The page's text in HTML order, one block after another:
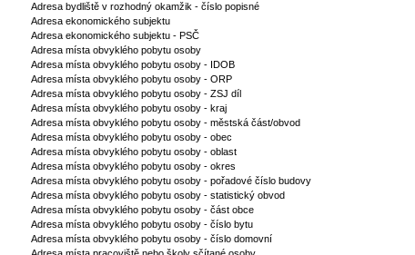
Adresa bydliště v rozhodný okamžik - číslo popisné
Adresa ekonomického subjektu
Adresa ekonomického subjektu - PSČ
Adresa místa obvyklého pobytu osoby
Adresa místa obvyklého pobytu osoby - IDOB
Adresa místa obvyklého pobytu osoby - ORP
Adresa místa obvyklého pobytu osoby - ZSJ díl
Adresa místa obvyklého pobytu osoby - kraj
Adresa místa obvyklého pobytu osoby - městská část/obvod
Adresa místa obvyklého pobytu osoby - obec
Adresa místa obvyklého pobytu osoby - oblast
Adresa místa obvyklého pobytu osoby - okres
Adresa místa obvyklého pobytu osoby - pořadové číslo budovy
Adresa místa obvyklého pobytu osoby - statistický obvod
Adresa místa obvyklého pobytu osoby - část obce
Adresa místa obvyklého pobytu osoby - číslo bytu
Adresa místa obvyklého pobytu osoby - číslo domovní